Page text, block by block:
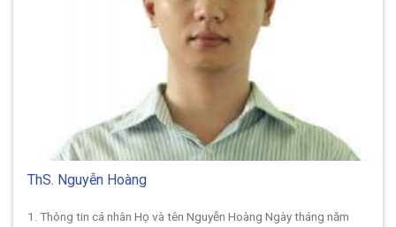
ThS. Nguyễn Hoàng
1. Thông tin cá nhân Họ và tên Nguyễn Hoàng Ngày tháng năm